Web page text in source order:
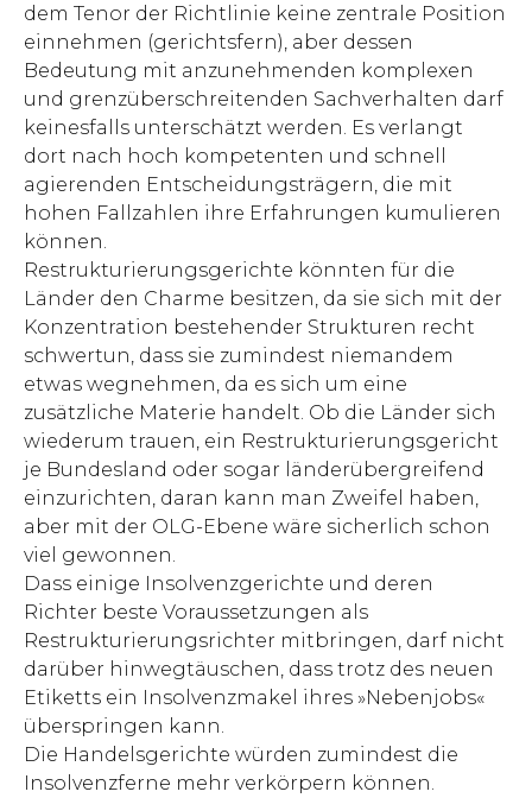
dem Tenor der Richtlinie keine zentrale Position
einnehmen (gerichtsfern), aber dessen
Bedeutung mit anzunehmenden komplexen
und grenzüberschreitenden Sachverhalten darf
keinesfalls unterschätzt werden. Es verlangt
dort nach hoch kompetenten und schnell
agierenden Entscheidungsträgern, die mit
hohen Fallzahlen ihre Erfahrungen kumulieren
können.
Restrukturierungsgerichte könnten für die
Länder den Charme besitzen, da sie sich mit der
Konzentration bestehender Strukturen recht
schwertun, dass sie zumindest niemandem
etwas wegnehmen, da es sich um eine
zusätzliche Materie handelt. Ob die Länder sich
wiederum trauen, ein Restruktu­rierungsgericht
je Bundesland oder sogar länderübergreifend
ein­zurichten, daran kann man Zweifel haben,
aber mit der OLG-Ebene wäre sicherlich schon
viel gewonnen.
Dass einige Insolvenzgerichte und deren
Richter beste Voraussetzungen als
Restrukturierungsrichter mitbringen, darf nicht
darüber hinwegtäuschen, dass trotz des neuen
Etiketts ein Insolvenzmakel ihres »Nebenjobs«
überspringen kann.
Die Handelsgerichte würden zumindest die
Insolvenzferne mehr verkörpern können.